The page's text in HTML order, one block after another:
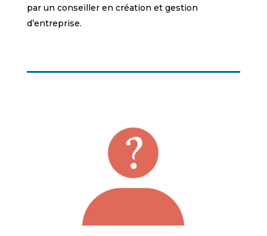
par un conseiller en création et gestion
d’entreprise.